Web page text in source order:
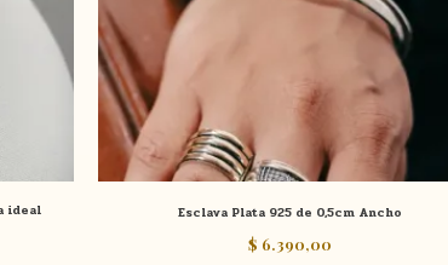
ideal
Esclava Plata 925 de 0,5cm Ancho
$ 6.390,00
se
pueden
elegir
en
la
página
de
producto